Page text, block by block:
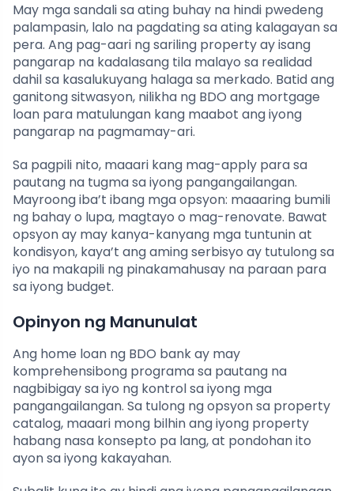
May mga sandali sa ating buhay na hindi pwedeng
palampasin, lalo na pagdating sa ating kalagayan sa
pera. Ang pag-aari ng sariling property ay isang
pangarap na kadalasang tila malayo sa realidad
dahil sa kasalukuyang halaga sa merkado. Batid ang
ganitong sitwasyon, nilikha ng BDO ang mortgage
loan para matulungan kang maabot ang iyong
pangarap na pagmamay-ari.
Sa pagpili nito, maaari kang mag-apply para sa
pautang na tugma sa iyong pangangailangan.
Mayroong iba’t ibang mga opsyon: maaaring bumili
ng bahay o lupa, magtayo o mag-renovate. Bawat
opsyon ay may kanya-kanyang mga tuntunin at
kondisyon, kaya’t ang aming serbisyo ay tutulong sa
iyo na makapili ng pinakamahusay na paraan para
sa iyong budget.
Opinyon ng Manunulat
Ang home loan ng BDO bank ay may
komprehensibong programa sa pautang na
nagbibigay sa iyo ng kontrol sa iyong mga
pangangailangan. Sa tulong ng opsyon sa property
catalog, maaari mong bilhin ang iyong property
habang nasa konsepto pa lang, at pondohan ito
ayon sa iyong kakayahan.